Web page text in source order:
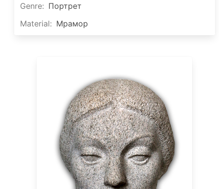
Genre: Портрет
Material: Мрамор